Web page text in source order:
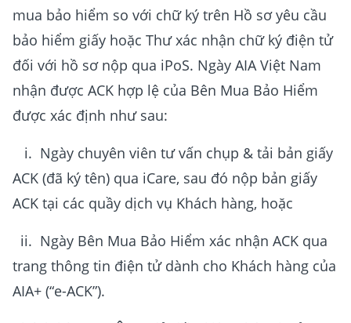
mua bảo hiểm so với chữ ký trên Hồ sơ yêu cầu
bảo hiểm giấy hoặc Thư xác nhận chữ ký điện tử
đối với hồ sơ nộp qua iPoS. Ngày AIA Việt Nam
nhận được ACK hợp lệ của Bên Mua Bảo Hiểm
được xác định như sau:
i. Ngày chuyên viên tư vấn chụp & tải bản giấy
ACK (đã ký tên) qua iCare, sau đó nộp bản giấy
ACK tại các quầy dịch vụ Khách hàng, hoặc
ii. Ngày Bên Mua Bảo Hiểm xác nhận ACK qua
trang thông tin điện tử dành cho Khách hàng của
AIA+ (“e-ACK”).